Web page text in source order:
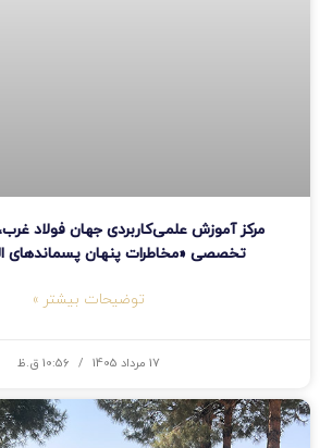
مرکز آموزش علمی‌کاربردی جهان فولاد غرب،
تخصصی «مخاطرات پنهان پسماندهای
توضیحات بیشتر »
17 مرداد 1405 10:56 ق.ظ